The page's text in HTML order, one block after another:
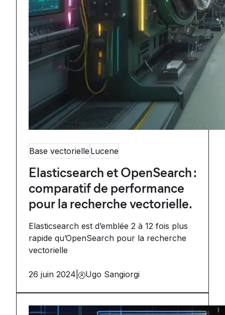
Base vectorielle Lucene
Elasticsearch et OpenSearch :
comparatif de performance
pour la recherche vectorielle.
Elasticsearch est d’emblée 2 à 12 fois plus
rapide qu’OpenSearch pour la recherche
vectorielle
26 juin 2024 Ugo Sangiorgi